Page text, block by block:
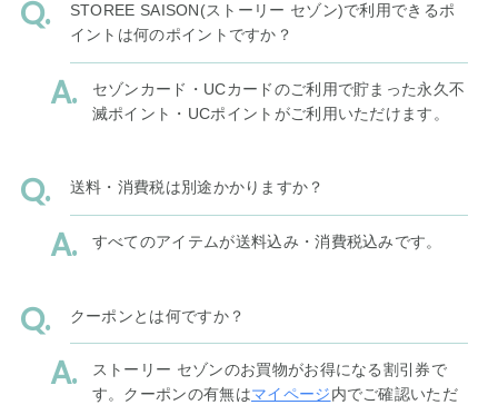
STOREE SAISON(ストーリー セゾン)で利用できるポ
イントは何のポイントですか？
セゾンカード・UCカードのご利用で貯まった永久不
滅ポイント・UCポイントがご利用いただけます。
送料・消費税は別途かかりますか？
すべてのアイテムが送料込み・消費税込みです。
クーポンとは何ですか？
ストーリー セゾンのお買物がお得になる割引券で
す。クーポンの有無はマイページ内でご確認いただ